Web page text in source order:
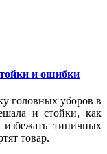
и ошибки
головных уборов в
и стойки, как
избежать типичных
товар.